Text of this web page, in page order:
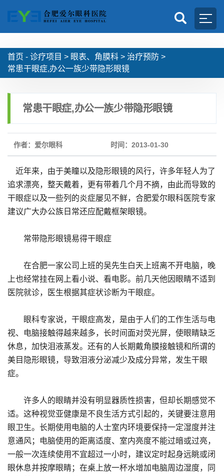
首页 - 诊疗项目 > 眼表、角膜科 > 治疗预防 >
常患干眼症,办公一族少带隐形眼镜
常患干眼症,办公一族少带隐形眼镜
作者：爱尔眼科 时间：2013-01-30
近年来，由于美瞳以及隐形眼镜的风行，许多年轻人为了
追求漂亮，整天戴着，更有带着几个月不摘，由此而导致的
干眼症以及一些列的炎症屡见不鲜，合肥爱尔眼科医院专家
建议广大办公族日常还应配戴框架眼镜。
常带隐形眼镜易得干眼症
在合肥一家公司上班的吴先生白天上班离不开电脑，晚
上也经常挂在网上看小说、看电影。前几天他因眼睛不适到
医院就诊，医生根据其症状诊断为干眼症。
眼科专家说，干眼症高发，是由于人们的工作生活与电
视、电脑接触得越来越多，长时间面对荧光屏，使眼睛缺乏
休息，加快泪液蒸发。还有的人长期戴角膜接触镜和所谓的
美目隐形眼镜，导致泪液分泌减少及成分异常，发生干眼
症。
许多人的眼睛并没有明显器质性损害，但却长期感觉不
适。这种视觉亚健康是不良生活方式引起的，关键要注意用
眼卫生。长期使用电脑的人士室内环境要保持一定湿度并注
意通风；电脑使用的距离适度、室内亮度不能过暗或过亮，
一般一次连续使用不宜超过一小时，建议定时起身远眺或闭
眼休息并按摩眼睛；在桌上放一杯水增加电脑周边湿度，同